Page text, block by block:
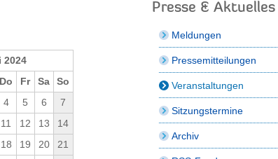
2024
Do Fr Sa
So
4 5 6
7
11 12 13
14
18 19 20
21
Presse & Aktuelles
Meldungen
Pressemitteilungen
Veranstaltungen
Sitzungstermine
Archiv